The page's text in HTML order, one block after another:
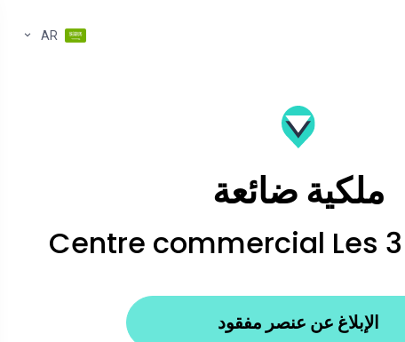
AR
ملكية ضائعة
Centre commercial Les
الإبلاغ عن عنصر مفقود